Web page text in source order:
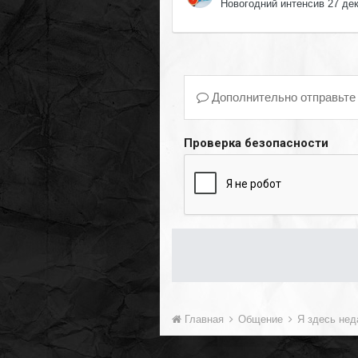
Новогодний интенсив 27
Дополнительно
Проверка безопасности
Главная Общение Я здесь